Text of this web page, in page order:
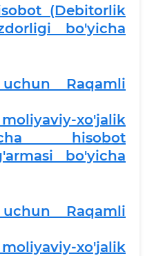
(Debitorlik
bo'yicha
Raqamli
xo'jalik
hisobot
bo'yicha
Raqamli
xo'jalik